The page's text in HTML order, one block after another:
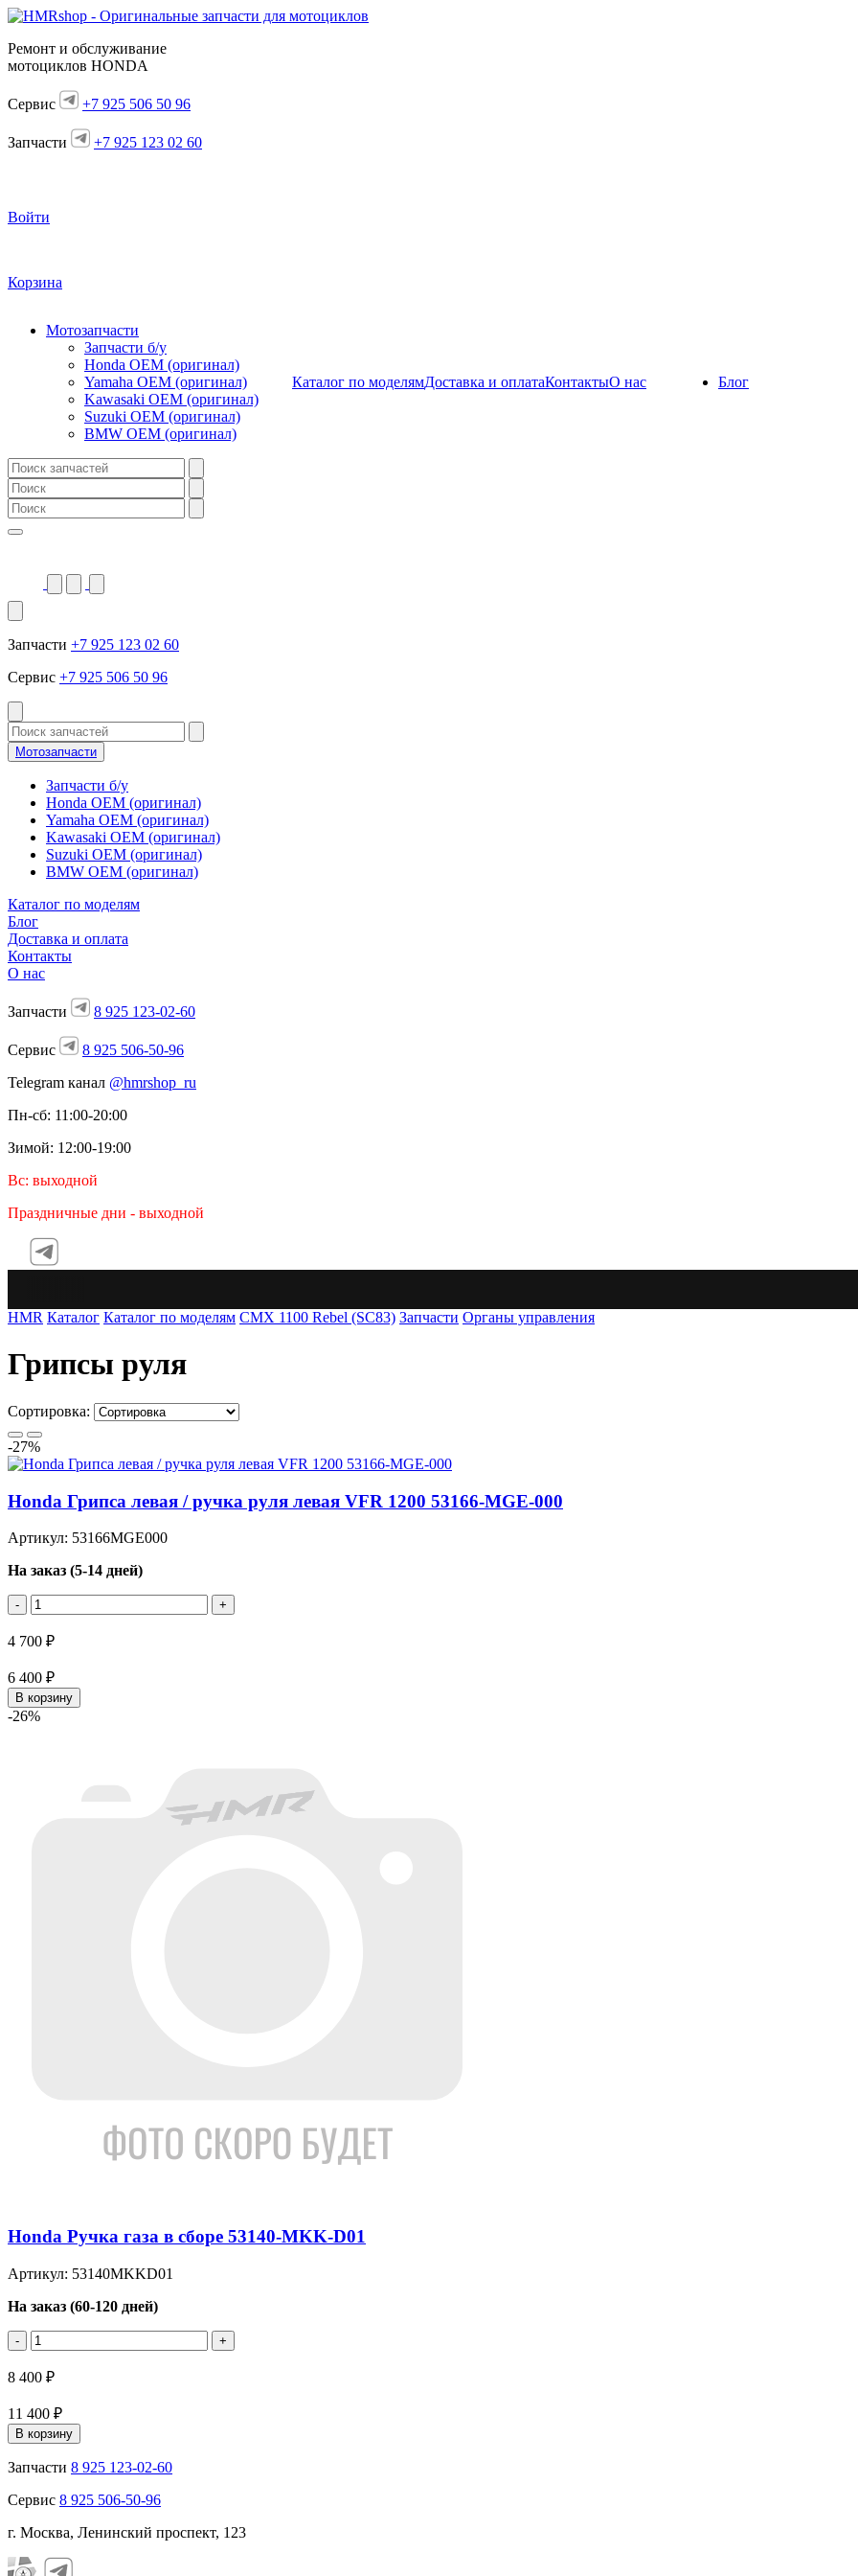
Ремонт и обслуживание
мотоциклов HONDA
Сервис +7 925 506 50 96
Запчасти +7 925 123 02 60
Войти
Корзина
Мотозапчасти
Запчасти б/у
Honda OEM (оригинал)
Yamaha OEM (оригинал)
Kawasaki OEM (оригинал)
Suzuki OEM (оригинал)
BMW OEM (оригинал)
Каталог по моделямДоставка и оплатаКонтактыО нас Блог
Запчасти +7 925 123 02 60
Сервис +7 925 506 50 96
Мотозапчасти
Запчасти б/у
Honda OEM (оригинал)
Yamaha OEM (оригинал)
Kawasaki OEM (оригинал)
Suzuki OEM (оригинал)
BMW OEM (оригинал)
Каталог по моделям
Блог
Доставка и оплата
Контакты
О нас
Запчасти 8 925 123-02-60
Сервис
8 925 506-50-96
Telegram канал @hmrshop_ru
Пн-сб: 11:00-20:00
Зимой: 12:00-19:00
Вс: выходной
Праздничные дни - выходной
HMR Каталог Каталог по моделям CMX 1100 Rebel (SC83) Запчасти Органы управления
Грипсы руля
Сортировка:
-27%
Honda Грипса левая / ручка руля левая VFR 1200 53166-MGE-000
Артикул: 53166MGE000
На заказ (5-14 дней)
- +
4 700 ₽
6 400 ₽
В корзину
-26%
Honda Ручка газа в сборе 53140-MKK-D01
Артикул: 53140MKKD01
На заказ (60-120 дней)
- +
8 400 ₽
11 400 ₽
В корзину
Запчасти 8 925 123-02-60
Сервис 8 925 506-50-96
г. Москва, Ленинский проспект, 123